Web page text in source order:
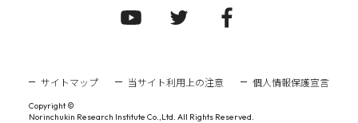
サイトマップ 当サイト利用上の注意 個人情報保護宣言
Copyright ©
Norinchukin Research Institute Co.,Ltd. All Rights Reserved.